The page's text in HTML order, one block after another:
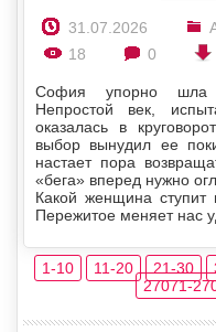
31.07.2026
18
0
София упорно шла
Непростой век,
оказалась в
выбор вынудил ее
настает пора
«бега» вперед нужно
Какой женщина
Пережитое меняет нас
1-10 11-20 21-30
27071-